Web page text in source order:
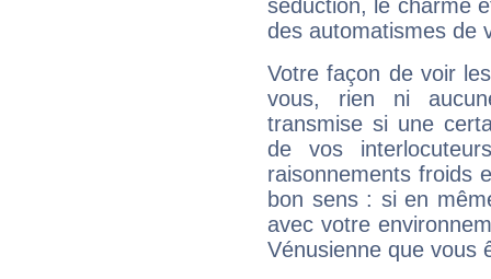
séduction, le charme
des automatismes de
Votre façon de voir
vous, rien ni
transmise si une
de vos
raisonnements froids
bon sens : si en
avec votre
Vénusienne que vous